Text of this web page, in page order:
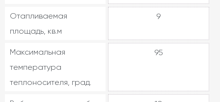
Отапливаемая
площадь, кв.м
9
Максимальная
температура
теплоносителя, град.
95